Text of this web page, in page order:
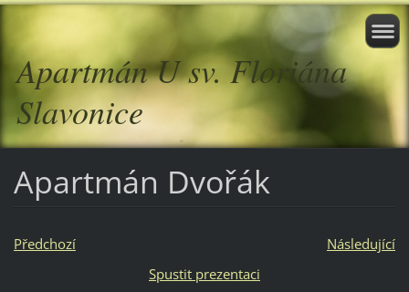
Apartmán U sv. Floriána
Slavonice
Apartmán Dvořák
Předchozí
Následující
Spustit prezentaci